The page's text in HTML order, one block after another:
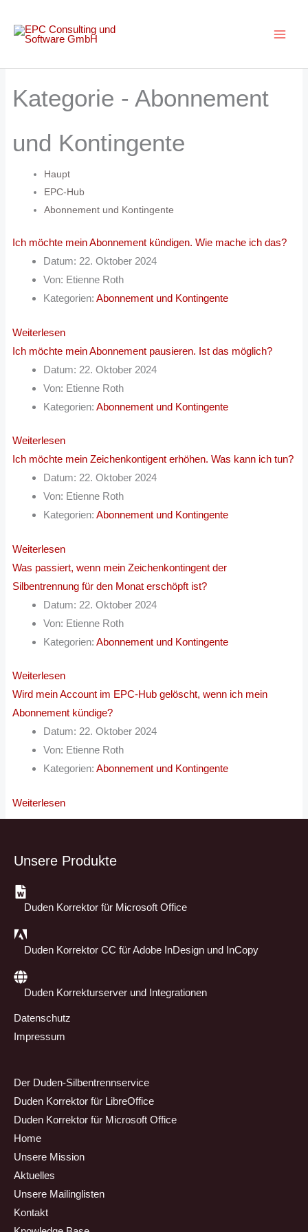
Inhalt
springen
Kategorie - Abonnement
und Kontingente
Haupt
EPC-Hub
Abonnement und Kontingente
Ich möchte mein Abonnement kündigen. Wie mache ich das?
Datum: 22. Oktober 2024
Von: Etienne Roth
Kategorien: Abonnement und Kontingente
Weiterlesen
Ich möchte mein Abonnement pausieren. Ist das möglich?
Datum: 22. Oktober 2024
Von: Etienne Roth
Kategorien: Abonnement und Kontingente
Weiterlesen
Ich möchte mein Zeichenkontigent erhöhen. Was kann ich tun?
Datum: 22. Oktober 2024
Von: Etienne Roth
Kategorien: Abonnement und Kontingente
Weiterlesen
Was passiert, wenn mein Zeichenkontingent der
Silbentrennung für den Monat erschöpft ist?
Datum: 22. Oktober 2024
Von: Etienne Roth
Kategorien: Abonnement und Kontingente
Weiterlesen
Wird mein Account im EPC-Hub gelöscht, wenn ich mein
Abonnement kündige?
Datum: 22. Oktober 2024
Von: Etienne Roth
Kategorien: Abonnement und Kontingente
Weiterlesen
Unsere Produkte
Duden Korrektor für Microsoft Office
Duden Korrektor CC für Adobe InDesign und InCopy
Duden Korrekturserver und Integrationen
Datenschutz
Impressum
Der Duden-Silbentrennservice
Duden Korrektor für LibreOffice
Duden Korrektor für Microsoft Office
Home
Unsere Mission
Aktuelles
Unsere Mailinglisten
Kontakt